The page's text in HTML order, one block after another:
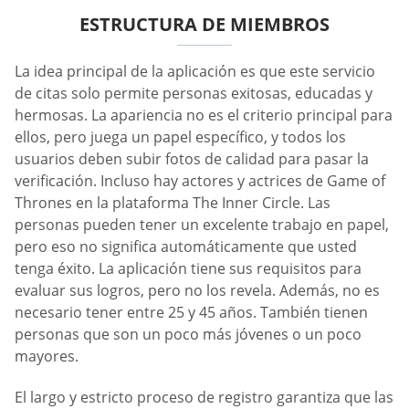
ESTRUCTURA DE MIEMBROS
La idea principal de la aplicación es que este servicio
de citas solo permite personas exitosas, educadas y
hermosas. La apariencia no es el criterio principal para
ellos, pero juega un papel específico, y todos los
usuarios deben subir fotos de calidad para pasar la
verificación. Incluso hay actores y actrices de Game of
Thrones en la plataforma The Inner Circle. Las
personas pueden tener un excelente trabajo en papel,
pero eso no significa automáticamente que usted
tenga éxito. La aplicación tiene sus requisitos para
evaluar sus logros, pero no los revela. Además, no es
necesario tener entre 25 y 45 años. También tienen
personas que son un poco más jóvenes o un poco
mayores.
El largo y estricto proceso de registro garantiza que las